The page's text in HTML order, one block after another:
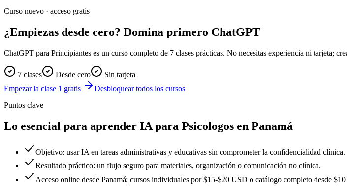
Curso nuevo · acceso gratis
¿Empiezas desde cero? Domina primero ChatGPT
ChatGPT para Principiantes es un curso completo de 7 clases prácticas. No necesitas experiencia ni tarjeta;
7 clases Desde cero
Sin tarjeta
Empezar la clase 1 gratis
Desbloquear todos los cursos
Puntos clave
Lo esencial para aprender IA para Psicologos en Panamá
Objetivo: usar IA en tareas administrativas y educativas sin comprometer la confidencialidad clínica.
Resultado práctico: un flujo seguro para materiales, organización o comunicación no clínica.
Acceso online desde Panamá; cursos individuales por $15-$20 USD o catálogo completo desde